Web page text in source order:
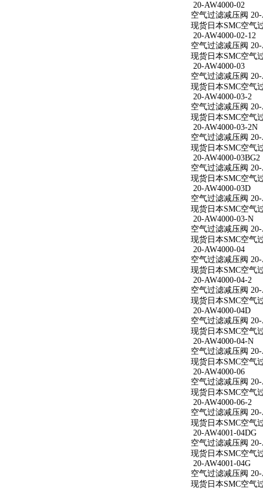
20-AW4000-02
空气过滤减压阀 20-
现货日本SMC空气
20-AW4000-02-12
空气过滤减压阀 20-
现货日本SMC空气
20-AW4000-03
空气过滤减压阀 20-
现货日本SMC空气
20-AW4000-03-2
空气过滤减压阀 20-
现货日本SMC空气
20-AW4000-03-2N
空气过滤减压阀
现货日本SMC空气
20-AW4000-03BG2
空气过滤减压阀 20-
现货日本SMC空气
20-AW4000-03D
空气过滤减压阀 20-
现货日本SMC空气
20-AW4000-03-N
空气过滤减压阀
现货日本SMC空气
20-AW4000-04
空气过滤减压阀 20-
现货日本SMC空气
20-AW4000-04-2
空气过滤减压阀 20-
现货日本SMC空气
20-AW4000-04D
空气过滤减压阀 20-
现货日本SMC空气
20-AW4000-04-N
空气过滤减压阀
现货日本SMC空气
20-AW4000-06
空气过滤减压阀 20-
现货日本SMC空气
20-AW4000-06-2
空气过滤减压阀 20-
现货日本SMC空气
20-AW4001-04DG
空气过滤减压阀 20-
现货日本SMC空气
20-AW4001-04G
空气过滤减压阀 20-
现货日本SMC空气